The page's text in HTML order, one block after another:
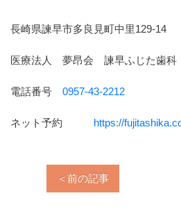
長崎県諫早市多良見町中里129-14
医療法人 夢昂会 諫早ふじた歯科
電話番号 0957-43-2212
ネット予約 https://
＜前の記事